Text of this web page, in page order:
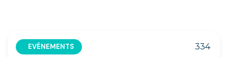
EVÉNEMENTS 334